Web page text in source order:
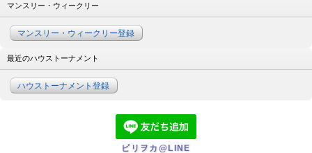
マンスリー・ウィークリー
マンスリー・ウィークリー登録
最近のハウストーナメント
ハウストーナメント登録
ビリヲカ@LINE